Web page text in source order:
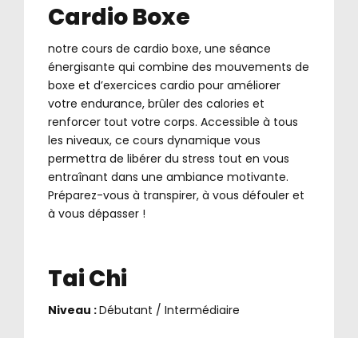
Cardio Boxe
notre cours de cardio boxe, une séance
énergisante qui combine des mouvements de
boxe et d’exercices cardio pour améliorer
votre endurance, brûler des calories et
renforcer tout votre corps. Accessible à tous
les niveaux, ce cours dynamique vous
permettra de libérer du stress tout en vous
entraînant dans une ambiance motivante.
Préparez-vous à transpirer, à vous défouler et
à vous dépasser !
Tai Chi
Niveau :Débutant / Intermédiaire